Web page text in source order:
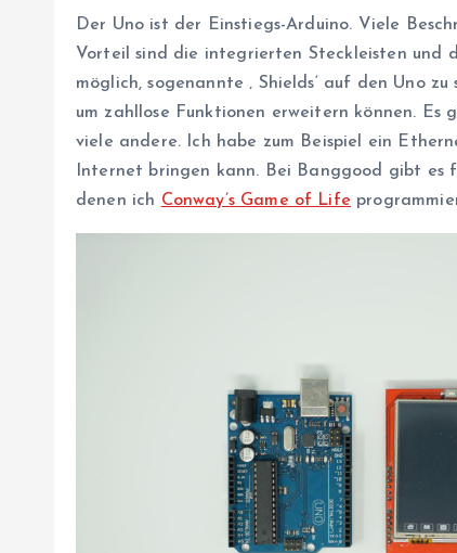
Der Uno ist der Einstiegs-Arduino. Viele
Vorteil sind die integrierten Steckleisten und
möglich, sogenannte ‚ Shields‘ auf den Uno
um zahllose Funktionen erweitern können. Es
viele andere. Ich habe zum Beispiel ein
Internet bringen kann. Bei Banggood gibt es
denen ich Conway’s Game of Life